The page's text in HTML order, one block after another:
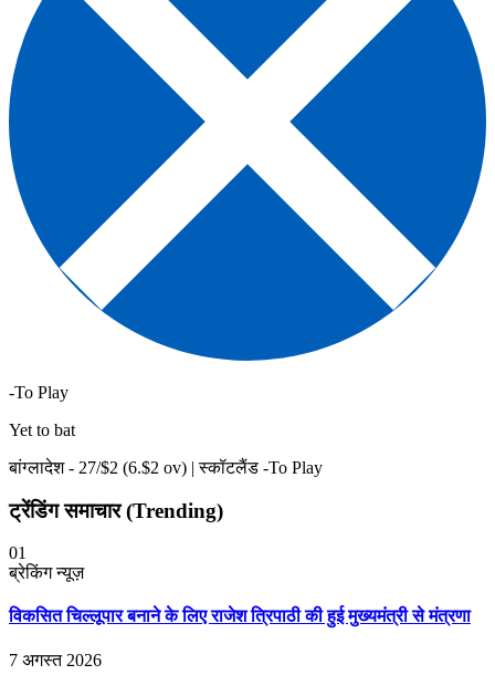
-To Play
Yet to bat
बांग्लादेश - 27/$2 (6.$2 ov) | स्कॉटलैंड -To Play
ट्रेंडिंग समाचार (Trending)
01
ब्रेकिंग न्यूज़
विकसित चिल्लूपार बनाने के लिए राजेश त्रिपाठी की हुई मुख्यमंत्री से मंत्रणा
7 अगस्त 2026